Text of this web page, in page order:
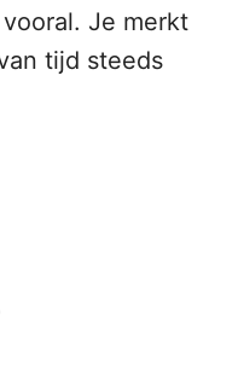
Je merkt
tijd steeds